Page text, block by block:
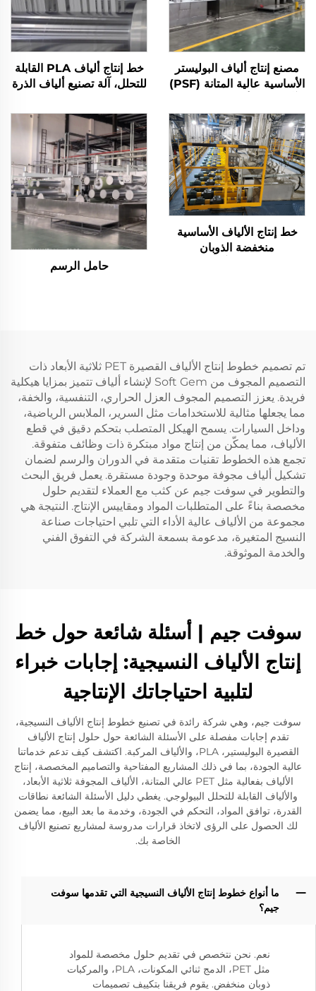
مصنع إنتاج ألياف البوليستر
الأساسية عالية المتانة (PSF)
الأساسية الصلبة PSF
خط إنتاج ألياف PLA القابلة
للتحلل، آلة تصنيع ألياف الذرة
خط إنتاج الألياف الأساسية
منخفضة الذوبان
حامل الرسم
تم تصميم خطوط إنتاج الألياف القصيرة PET ثلاثية الأبعاد ذات
التصميم المجوف من Soft Gem لإنشاء ألياف تتميز بمزايا هيكلية
فريدة. يعزز التصميم المجوف العزل الحراري، التنفسية، والخفة،
مما يجعلها مثالية للاستخدامات مثل السرير، الملابس الرياضية،
وداخل السيارات. يسمح الهيكل المتصلب بتحكم دقيق في قطع
الألياف، مما يمكّن من إنتاج مواد مبتكرة ذات وظائف متفوقة.
تجمع هذه الخطوط تقنيات متقدمة في الدوران والرسم لضمان
تشكيل ألياف مجوفة موحدة وجودة مستقرة. يعمل فريق البحث
والتطوير في سوفت جيم عن كثب مع العملاء لتقديم حلول
مخصصة بناءً على المتطلبات المواد ومقاييس الإنتاج. النتيجة هي
مجموعة من الألياف عالية الأداء التي تلبي احتياجات صناعة
النسيج المتغيرة، مدعومة بسمعة الشركة في التفوق الفني
والخدمة الموثوقة.
سوفت جيم | أسئلة شائعة حول خط
إنتاج الألياف النسيجية: إجابات خبراء
لتلبية احتياجاتك الإنتاجية
سوفت جيم، وهي شركة رائدة في تصنيع خطوط إنتاج الألياف النسيجية،
تقدم إجابات مفصلة على الأسئلة الشائعة حول حلول إنتاج الألياف
القصيرة البوليستير، PLA، والألياف المركبة. اكتشف كيف تدعم خدماتنا
عالية الجودة، بما في ذلك المشاريع المفتاحية والتصاميم المخصصة، إنتاج
الألياف بفعالية مثل PET عالي المتانة، الألياف المجوفة ثلاثية الأبعاد،
والألياف القابلة للتحلل البيولوجي. يغطي دليل الأسئلة الشائعة نطاقات
القدرة، توافق المواد، التحكم في الجودة، وخدمة ما بعد البيع، مما يضمن
لك الحصول على الرؤى لاتخاذ قرارات مدروسة لمشاريع تصنيع الألياف
الخاصة بك.
ما أنواع خطوط إنتاج الألياف النسيجية التي تقدمها سوفت
جيم؟
نعم. نحن نتخصص في تقديم حلول مخصصة للمواد
مثل PET، الدمج ثنائي المكونات، PLA، والمركبات
ذوبان منخفض. يقوم فريقنا بتكييف تصميمات